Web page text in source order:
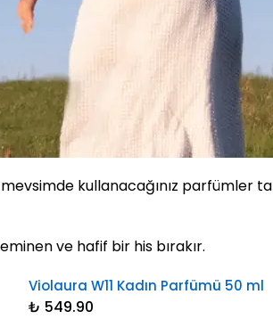
kullanacağınız parfümler
ve hafif bir his bırakır.
Violaura W11 Kadın Parfümü 50 ml
₺ 549.90